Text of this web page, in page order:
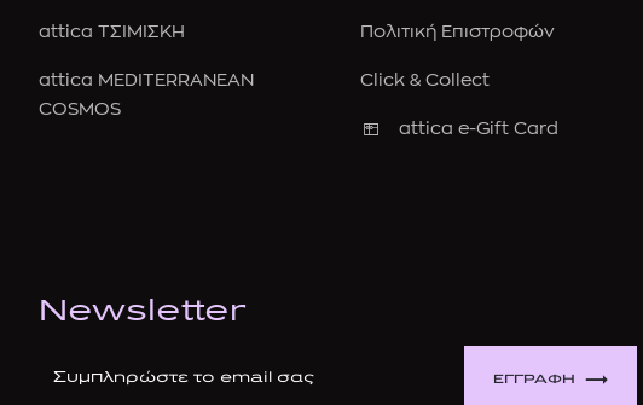
attica ΤΣΙΜΙΣΚΗ
attica MEDITERRANEAN
COSMOS
Πολιτική Επιστροφών
Click & Collect
attica e-Gift Card
Newsletter
ΕΓΓΡΑΦΗ